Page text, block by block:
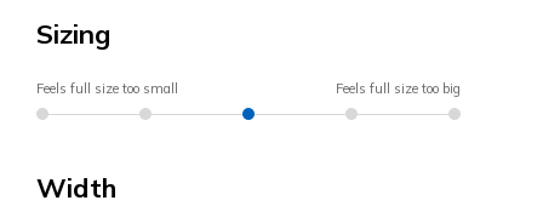
Sizing
Feels full size too small Feels full size too big
Width